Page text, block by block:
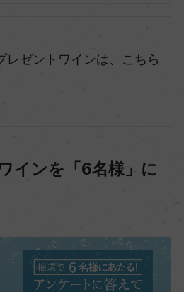
レゼントワインは、こちら
インを「6名様」に